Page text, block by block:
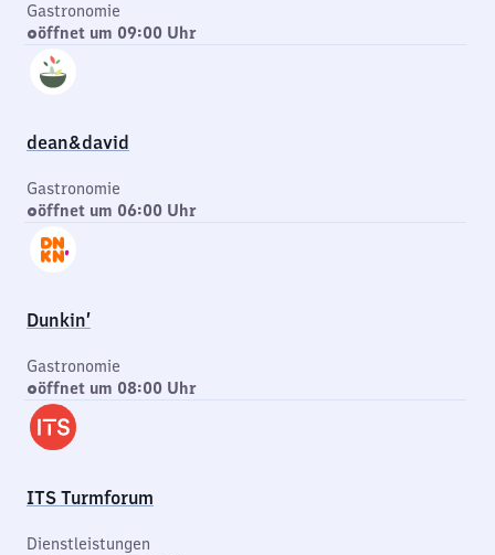
Gastronomie
öffnet um 09:00 Uhr
dean&david
Gastronomie
öffnet um 06:00 Uhr
Dunkin’
Gastronomie
öffnet um 08:00 Uhr
ITS Turmforum
Dienstleistungen